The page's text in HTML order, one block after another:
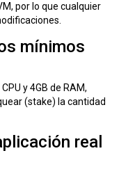
, por lo que cualquier
mínimos
y 4GB de RAM,
(stake) la cantidad
real